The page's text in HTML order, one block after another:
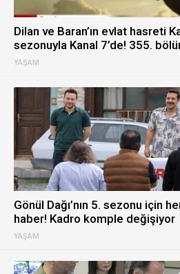
YAŞAM
Dilan ve Baran’ın evlat hasreti
sezonuyla Kanal 7’de! 355.
YAŞAM
Gönül Dağı’nın 5. sezonu için
haber! Kadro komple değişiyor